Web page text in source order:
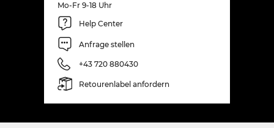
Mo-Fr 9-18 Uhr
Help Center
Anfrage stellen
+43 720 880430
Retourenlabel anfordern